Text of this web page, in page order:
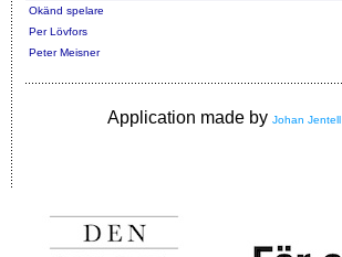
Okänd spelare
Per Lövfors
Peter Meisner
Application made by Johan Jentell